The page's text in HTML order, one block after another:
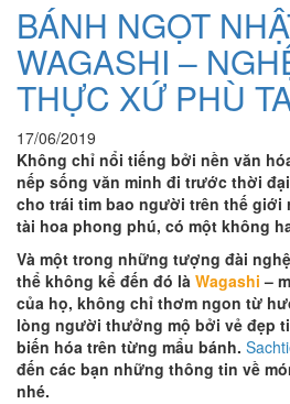
BÁNH NGỌT
WAGASHI –
THỰC XỨ PHÙ
17/06/2019
Không chỉ nổi tiếng bởi nền văn
nếp sống văn minh đi trước thời
cho trái tim bao người trên thế giới
tài hoa phong phú, có một không
Và một trong những tượng đài
thể không kể đến đó là Wagashi–
của họ, không chỉ thơm ngon từ
lòng người thưởng mộ bởi vẻ đẹp
biến hóa trên từng mẩu bánh.
đến các bạn những thông tin về
nhé.